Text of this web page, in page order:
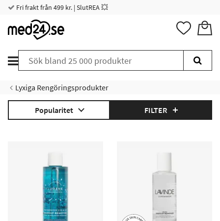
Fri frakt från 499 kr. | SlutREA 💥
Lyxiga Rengöringsprodukter
Popularitet FILTER